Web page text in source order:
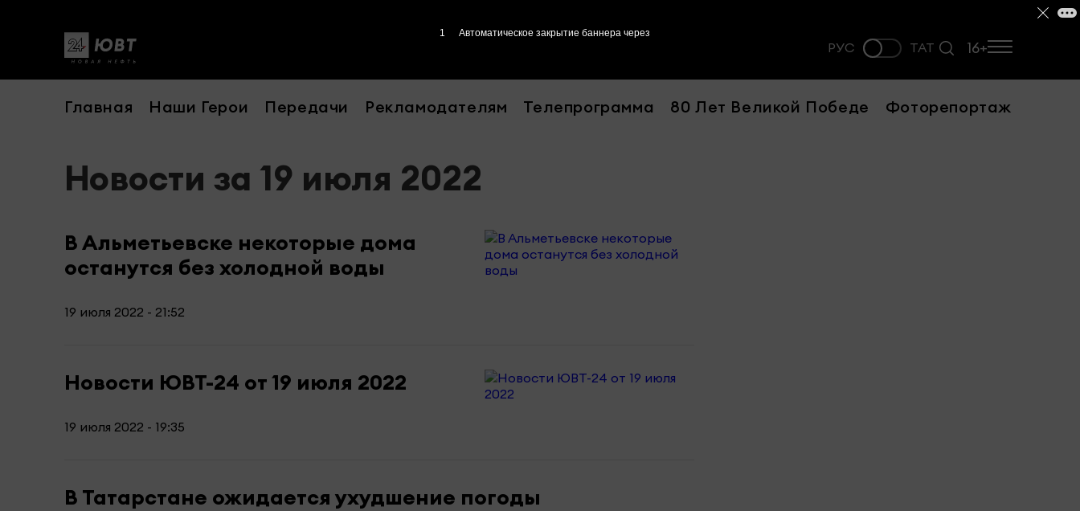
РУС ТАТ 16+
Главная Наши Герои Передачи Рекламодателям Телепрограмма 80 Лет Великой Победе Фоторепортаж
Новости за 19 июля 2022
В Альметьевске некоторые дома
останутся без холодной воды
19 июля 2022 - 21:52
Новости ЮВТ-24 от 19 июля 2022
19 июля 2022 - 19:35
В Татарстане ожидается ухудшение погоды